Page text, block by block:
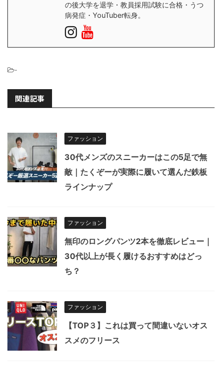
の後大学を退学・教員採用試験に合格・うつ
病発症・YouTuber転身。
-
関連記事
ファッション
30代メンズのスニーカーはこの5足で無
敵｜たくぞーが実際に履いて選んだ鉄板
ラインナップ
ファッション
無印のロングパンツ2本を徹底レビュー｜
30代以上が長く履けるおすすめはどっ
ち？
ファッション
【TOP３】これは買って間違いないオス
スメのフリース